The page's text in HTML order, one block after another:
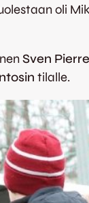
oli
Sven
tilalle.